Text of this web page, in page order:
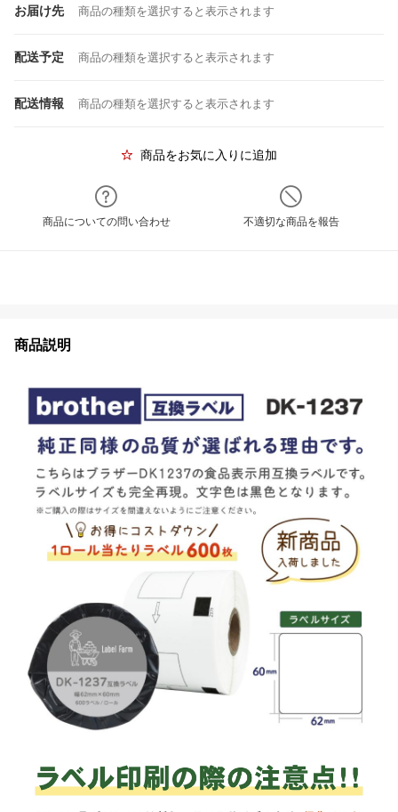
お届け先 商品の種類を選択すると表示されます
配送予定 商品の種類を選択すると表示されます
配送情報 商品の種類を選択すると表示されます
商品をお気に入りに追加
商品についての問い合わせ 不適切な商品を報告
商品説明